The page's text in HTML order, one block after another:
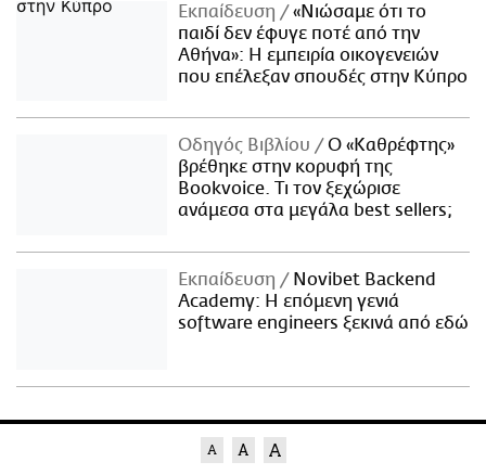
Εκπαίδευση
«Νιώσαμε ότι το
παιδί δεν έφυγε ποτέ από την
Αθήνα»: Η εμπειρία οικογενειών
που επέλεξαν σπουδές στην Κύπρο
Οδηγός Βιβλίου
Ο «Καθρέφτης»
βρέθηκε στην κορυφή της
Bookvoice. Τι τον ξεχώρισε
ανάμεσα στα μεγάλα best sellers;
Εκπαίδευση
Novibet Backend
Academy: Η επόμενη γενιά
software engineers ξεκινά από εδώ